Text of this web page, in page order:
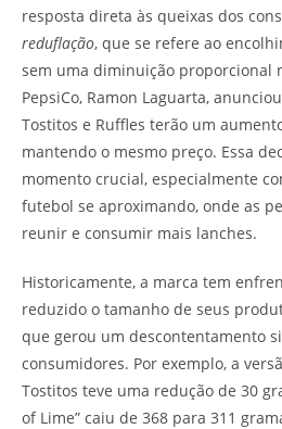
resposta direta às queixas dos
reduflação, que se refere ao
sem uma diminuição proporcional
PepsiCo, Ramon Laguarta,
Tostitos e Ruffles terão um
mantendo o mesmo preço. Essa
momento crucial, especialmente
futebol se aproximando, onde as
reunir e consumir mais lanches.
Historicamente, a marca tem
reduzido o tamanho de seus
que gerou um descontentamento
consumidores. Por exemplo, a
Tostitos teve uma redução de 30
of Lime” caiu de 368 para 311